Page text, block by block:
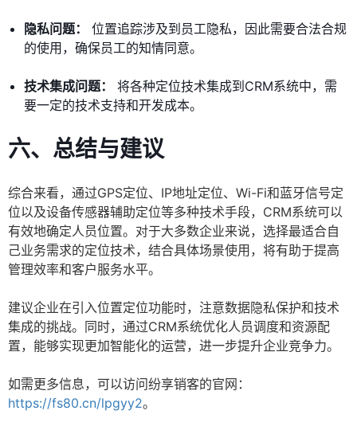
隐私问题：
位置追踪涉及到员工隐私，因此需要合法合规
的使用，确保员工的知情同意。
技术集成问题：
将各种定位技术集成到CRM系统中，需
要一定的技术支持和开发成本。
六、总结与建议
综合来看，通过GPS定位、IP地址定位、Wi-Fi和蓝牙信号定
位以及设备传感器辅助定位等多种技术手段，CRM系统可以
有效地确定人员位置。对于大多数企业来说，选择最适合自
己业务需求的定位技术，结合具体场景使用，将有助于提高
管理效率和客户服务水平。
建议企业在引入位置定位功能时，注意数据隐私保护和技术
集成的挑战。同时，通过CRM系统优化人员调度和资源配
置，能够实现更加智能化的运营，进一步提升企业竞争力。
如需更多信息，可以访问纷享销客的官网：
https://fs80.cn/lpgyy2。